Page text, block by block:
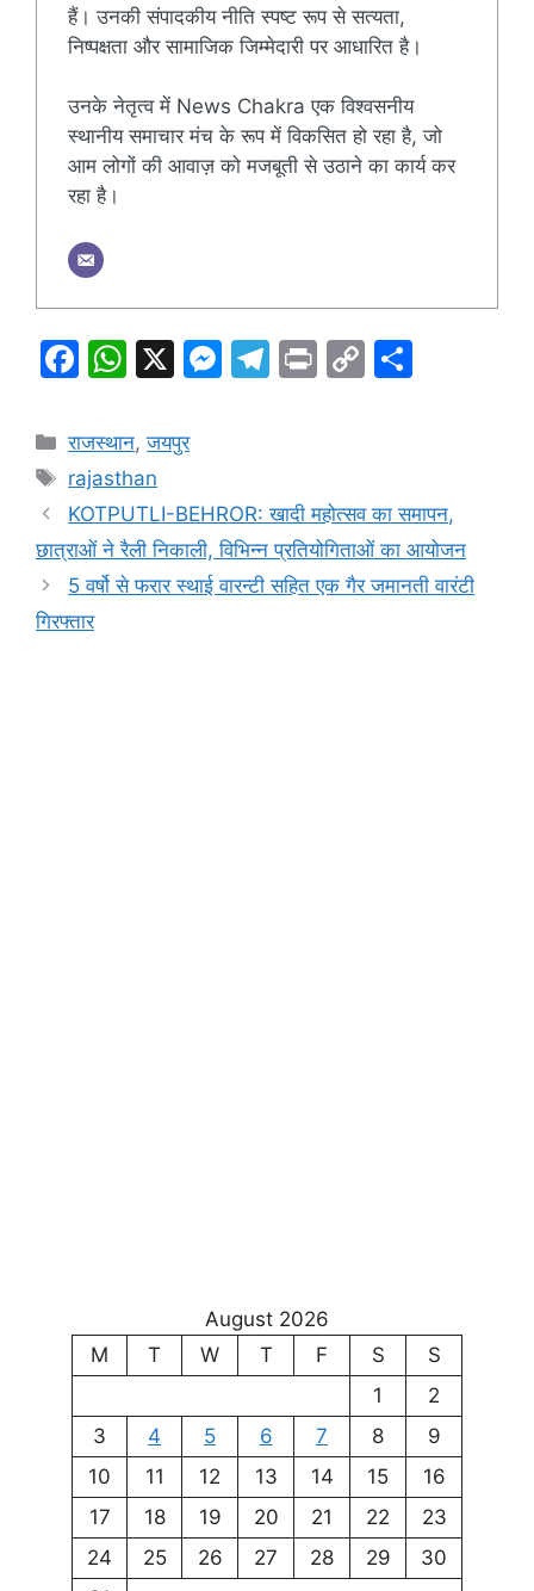
हैं। उनकी संपादकीय नीति स्पष्ट रूप से सत्यता,
निष्पक्षता और सामाजिक जिम्मेदारी पर आधारित है।
उनके नेतृत्व में News Chakra एक विश्वसनीय
स्थानीय समाचार मंच के रूप में विकसित हो रहा है, जो
आम लोगों की आवाज़ को मजबूती से उठाने का कार्य कर
रहा है।
F
c
e
b
o
o
k
W
at
s
A
p
p
X
M
e
n
g
T
a
m
Pr C
Li
n
k
Categories
राजस्थान,जयपुर
Tags
rajasthan
KOTPUTLI-BEHROR: खादी महोत्सव का समापन,
छात्राओं ने रैली निकाली, विभिन्न प्रतियोगिताओं का आयोजन
5 वर्षो से फरार स्थाई वारन्टी सहित एक गैर जमानती वारंटी
गिरफ्तार
August 2026
M
T W T F S
S
1
2
3
4 5 6 7 8
9
10
11 12 13 14 15
16
17
18 19 20 21 22
23
24
25 26 27 28 29
30